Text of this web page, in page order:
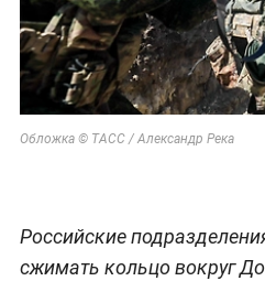
Обложка © ТАСС / Александр Река
Российские
сжимать кольцо вокруг